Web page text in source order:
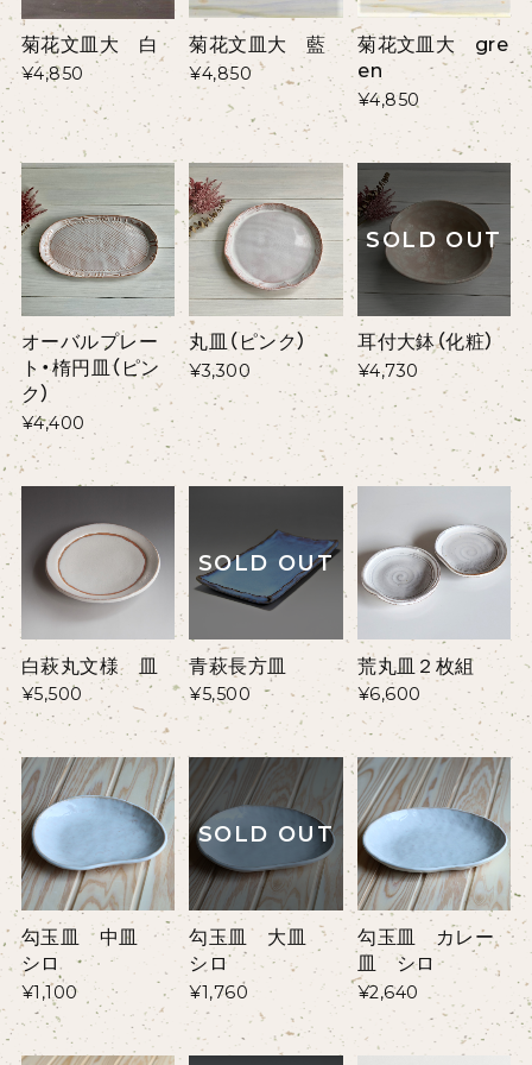
菊花文皿大 白
¥4,850
菊花文皿大 藍
¥4,850
菊花文皿大 gre
en
¥4,850
オーバルプレー
ト・楕円皿（ピン
ク）
¥4,400
丸皿（ピンク）
¥3,300
SOLD OUT
耳付大鉢（化粧）
¥4,730
白萩丸文様 皿
¥5,500
SOLD OUT
青萩長方皿
¥5,500
荒丸皿２枚組
¥6,600
勾玉皿 中皿
シロ
¥1,100
SOLD OUT
勾玉皿 大皿
シロ
¥1,760
勾玉皿 カレー
皿 シロ
¥2,640